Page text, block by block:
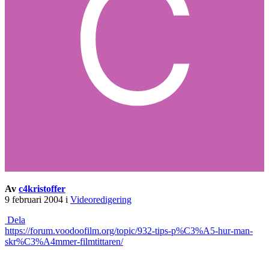
Av c4kristoffer
9 februari 2004 i Videoredigering
Dela
https://forum.voodoofilm.org/topic/932-tips-p%C3%A5-hur-man-
skr%C3%A4mmer-filmtittaren/